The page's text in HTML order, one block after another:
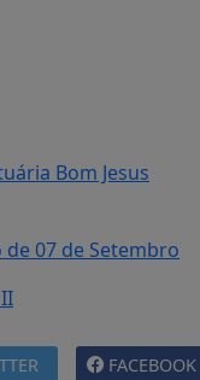
Bom Jesus
07 de Setembro
FACEBOOK